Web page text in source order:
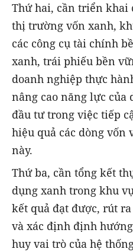
Thứ hai, cần triển khai
thị trường vốn xanh,
các công cụ tài chính
xanh, trái phiếu bền
doanh nghiệp thực
nâng cao năng lực của
đầu tư trong việc tiếp
hiệu quả các dòng vốn
này.
Thứ ba, cần tổng kết
dụng xanh trong khu
kết quả đạt được, rút
và xác định định
huy vai trò của hệ